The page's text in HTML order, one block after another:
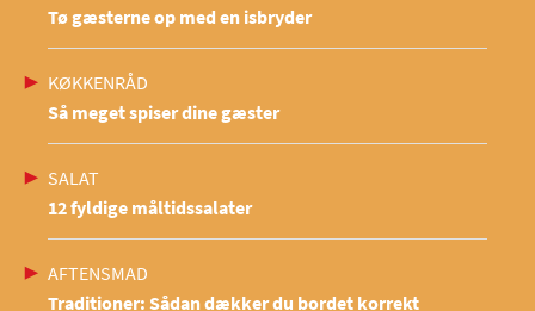
Tø gæsterne op med en isbryder
KØKKENRÅD
Så meget spiser dine gæster
SALAT
12 fyldige måltidssalater
AFTENSMAD
Traditioner: Sådan dækker du bordet korrekt